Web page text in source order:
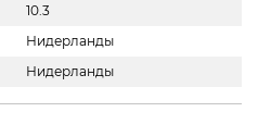
10.3
Нидерланды
Нидерланды